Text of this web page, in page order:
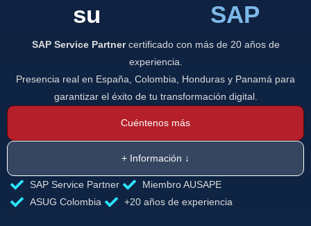
su
SAP
SAP Service Partnercertificado con más de 20 años de
experiencia.
Presencia real en España, Colombia, Honduras y Panamá para
garantizar el éxito de tu transformación digital.
Cuéntenos más
+ Información ↓
SAP Service Partner
Miembro AUSAPE
ASUG Colombia
+20 años de experiencia